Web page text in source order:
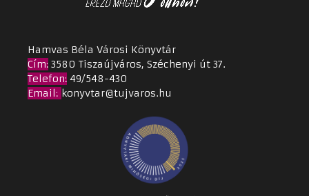
Hamvas Béla Városi Könyvtár
Cím: 3580 Tiszaújváros, Széchenyi út 37.
Telefon: 49/548-430
Email: konyvtar@tujvaros.hu